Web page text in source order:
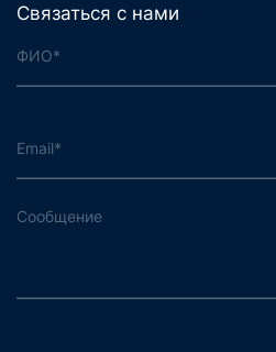
Связаться с нами